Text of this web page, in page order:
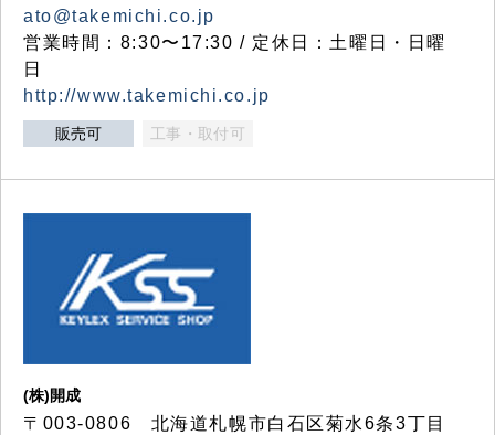
ato@takemichi.co.jp
営業時間：8:30〜17:30 / 定休日：土曜日・日曜
日
http://www.takemichi.co.jp
販売可 工事・取付可
(株)開成
〒003-0806 北海道札幌市白石区菊水6条3丁目